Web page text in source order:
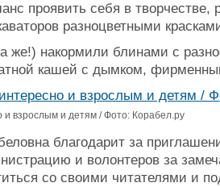
проявить себя в творчестве,
разноцветными
же!) накормили блинами с
кашей с дымком,
и взрослым и детям / Фото: Корабел.ру
благодарит за
и волонтеров за
со своими читателями и